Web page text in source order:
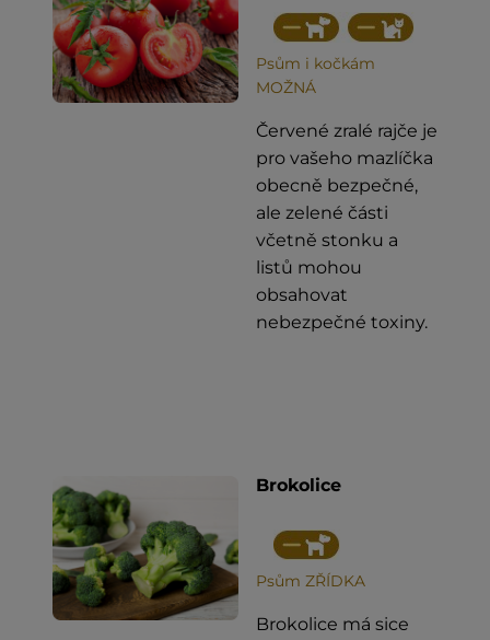
Psům i kočkám
MOŽNÁ
Červené zralé rajče je
pro vašeho mazlíčka
obecně bezpečné,
ale zelené části
včetně stonku a
listů mohou
obsahovat
nebezpečné toxiny.
Brokolice
Psům ZŘÍDKA
Brokolice má sice